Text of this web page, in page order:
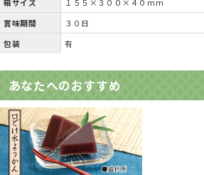
箱サイズ
１５５×３００×４０ｍｍ
賞味期間
３０日
包装
有
あなたへのおすすめ